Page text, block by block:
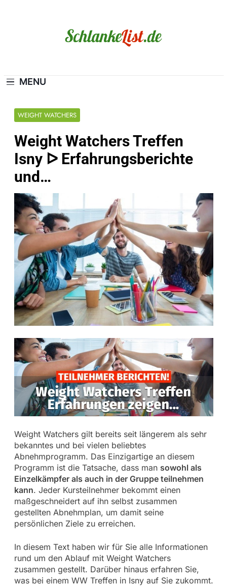
MENU
WEIGHT WATCHERS
Weight Watchers Treffen
Isny ᐅ Erfahrungsberichte
und…
Weight Watchers gilt bereits seit längerem als sehr
bekanntes und bei vielen beliebtes
Abnehmprogramm. Das Einzigartige an diesem
Programm ist die Tatsache, dass man sowohl als
Einzelkämpfer als auch in der Gruppe teilnehmen
kann. Jeder Kursteilnehmer bekommt einen
maßgeschneidert auf ihn selbst zusammen
gestellten Abnehmplan, um damit seine
persönlichen Ziele zu erreichen.
In diesem Text haben wir für Sie alle Informationen
rund um den Ablauf mit Weight Watchers
zusammen gestellt. Darüber hinaus erfahren Sie,
was bei einem WW Treffen in Isny auf Sie zukommt.